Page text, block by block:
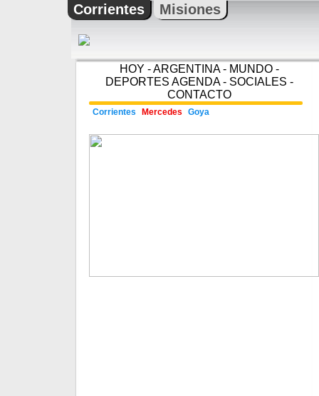
Corrientes Misiones
HOY -ARGENTINA- MUNDO -
DEPORTES AGENDA- SOCIALES -
CONTACTO
Corrientes Mercedes Goya